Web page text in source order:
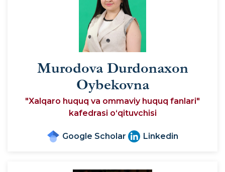
Murodova Durdonaxon
Oybekovna
"Xalqaro huquq va ommaviy huquq fanlari"
kafedrasi o‘qituvchisi
Google Scholar Linkedin